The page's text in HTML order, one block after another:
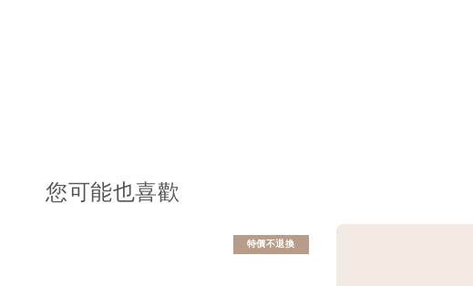
您可能也喜歡
特價不退換